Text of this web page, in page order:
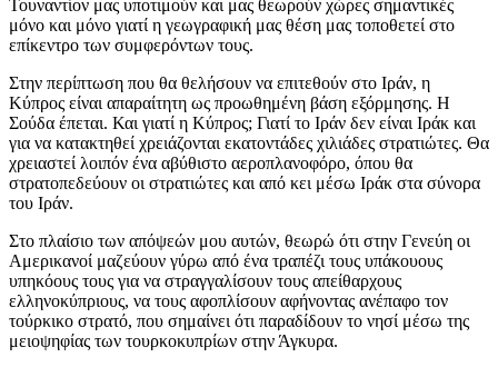
Τουναντίον μας υποτιμούν και μας θεωρούν χώρες σημαντικές
μόνο και μόνο γιατί η γεωγραφική μας θέση μας τοποθετεί στο
επίκεντρο των συμφερόντων τους.
Στην περίπτωση που θα θελήσουν να επιτεθούν στο Ιράν, η
Κύπρος είναι απαραίτητη ως προωθημένη βάση εξόρμησης. Η
Σούδα έπεται. Και γιατί η Κύπρος; Γιατί το Ιράν δεν είναι Ιράκ και
για να κατακτηθεί χρειάζονται εκατοντάδες χιλιάδες στρατιώτες. Θα
χρειαστεί λοιπόν ένα αβύθιστο αεροπλανοφόρο, όπου θα
στρατοπεδεύουν οι στρατιώτες και από κει μέσω Ιράκ στα σύνορα
του Ιράν.
Στο πλαίσιο των απόψεών μου αυτών, θεωρώ ότι στην Γενεύη οι
Αμερικανοί μαζεύουν γύρω από ένα τραπέζι τους υπάκουους
υπηκόους τους για να στραγγαλίσουν τους απείθαρχους
ελληνοκύπριους, να τους αφοπλίσουν αφήνοντας ανέπαφο τον
τούρκικο στρατό, που σημαίνει ότι παραδίδουν το νησί μέσω της
μειοψηφίας των τουρκοκυπρίων στην Άγκυρα.